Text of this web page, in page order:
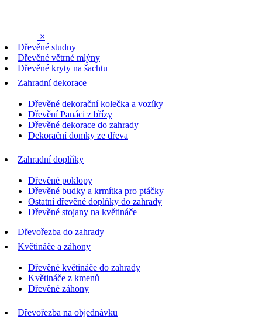
×
Dřevěné studny
Dřevěné větrné mlýny
Dřevěné kryty na šachtu
Zahradní dekorace
Dřevěné dekorační kolečka a vozíky
Dřevění Panáci z břízy
Dřevěné dekorace do zahrady
Dekorační domky ze dřeva
Zahradní doplňky
Dřevěné poklopy
Dřevěné budky a krmítka pro ptáčky
Ostatní dřevěné doplňky do zahrady
Dřevěné stojany na květináče
Dřevořezba do zahrady
Květináče a záhony
Dřevěné květináče do zahrady
Květináče z kmenů
Dřevěné záhony
Dřevořezba na objednávku